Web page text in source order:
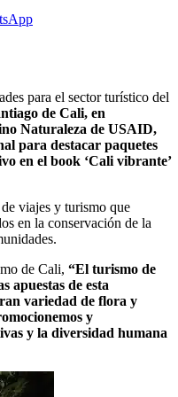
para el sector turístico del
de Cali, en
Naturaleza de USAID,
para destacar paquetes
en el book ‘Cali vibrante’
viajes y turismo que
en la conservación de la
de Cali, “El turismo de
apuestas de esta
variedad de flora y
y
y la diversidad humana